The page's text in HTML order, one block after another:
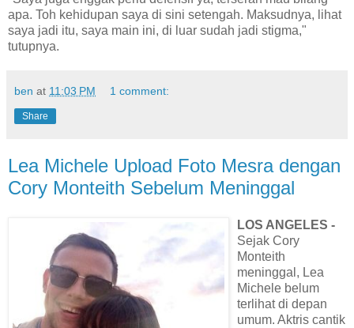
apa. Toh kehidupan saya di sini setengah. Maksudnya, lihat
saya jadi itu, saya main ini, di luar sudah jadi stigma,"
tutupnya.
ben at 11:03 PM 1 comment:
Share
Lea Michele Upload Foto Mesra dengan
Cory Monteith Sebelum Meninggal
LOS ANGELES -
Sejak Cory
Monteith
meninggal, Lea
Michele belum
terlihat di depan
umum. Aktris cantik